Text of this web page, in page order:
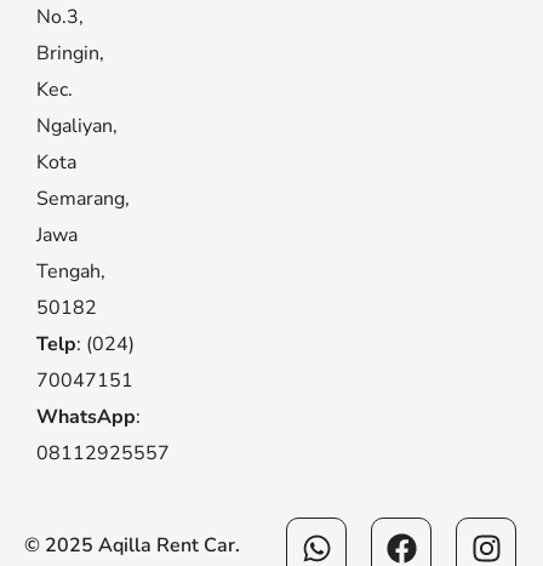
No.3,
Bringin,
Kec.
Ngaliyan,
Kota
Semarang,
Jawa
Tengah,
50182
Telp: (024)
70047151
WhatsApp:
08112925557
© 2025 Aqilla Rent Car.
WhatsappFacebook